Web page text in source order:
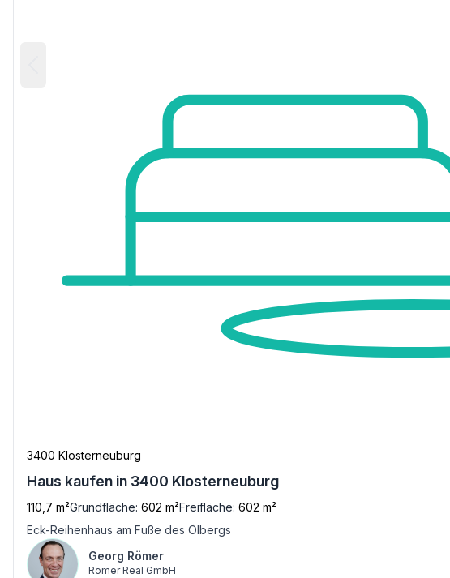
3400 Klosterneuburg
Haus kaufen in 3400 Klosterneuburg
110,7 m²Grundfläche: 602 m²Freifläche: 602 m²
Eck-Reihenhaus am Fuße des Ölbergs
Georg Römer
Römer Real GmbH